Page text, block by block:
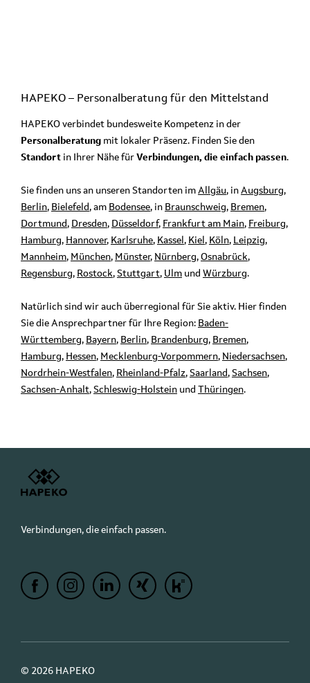
HAPEKO – Personalberatung für den Mittelstand
HAPEKO verbindet bundesweite Kompetenz in der
Personalberatung mit lokaler Präsenz. Finden Sie den
Standort in Ihrer Nähe für Verbindungen, die einfach passen.
Sie finden uns an unseren Standorten im Allgäu, in Augsburg,
Berlin, Bielefeld, am Bodensee, in Braunschweig, Bremen,
Dortmund, Dresden, Düsseldorf, Frankfurt am Main, Freiburg,
Hamburg, Hannover, Karlsruhe, Kassel , Kiel , Köln, Leipzig,
Mannheim, München, Münster, Nürnberg, Osnabrück,
Regensburg, Rostock, Stuttgart, Ulm und Würzburg.
Natürlich sind wir auch überregional für Sie aktiv. Hier finden
Sie die Ansprechpartner für Ihre Region: Baden-
Württemberg, Bayern, Berlin, Brandenburg, Bremen,
Hamburg, Hessen, Mecklenburg-Vorpommern, Niedersachsen,
Nordrhein-Westfalen, Rheinland-Pfalz, Saarland, Sachsen,
Sachsen-Anhalt, Schleswig-Holstein und Thüringen.
Verbindungen, die einfach passen.
© 2026 HAPEKO